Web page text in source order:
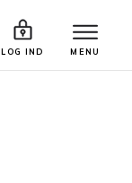
LOG IND MENU